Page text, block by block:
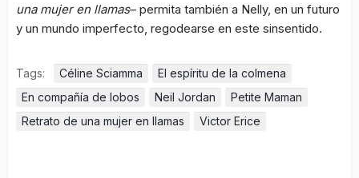
una mujer en llamas– permita también a Nelly, en un futuro
y un mundo imperfecto, regodearse en este sinsentido.
Tags: Céline Sciamma
El espíritu de la colmena
En compañía de lobos
Neil Jordan
Petite Maman
Retrato de una mujer en llamas
Victor Erice